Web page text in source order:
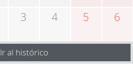
3 4 5 6
Ir al histórico